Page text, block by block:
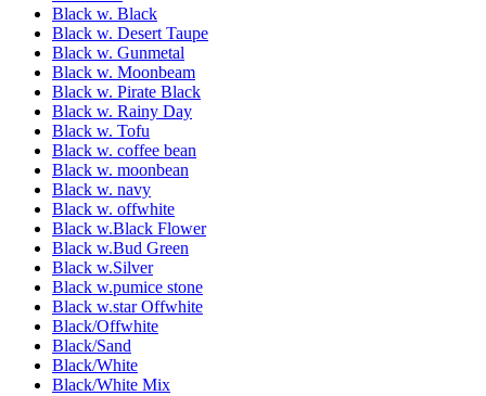
Black w. Black
Black w. Desert Taupe
Black w. Gunmetal
Black w. Moonbeam
Black w. Pirate Black
Black w. Rainy Day
Black w. Tofu
Black w. coffee bean
Black w. moonbean
Black w. navy
Black w. offwhite
Black w.Black Flower
Black w.Bud Green
Black w.Silver
Black w.pumice stone
Black w.star Offwhite
Black/Offwhite
Black/Sand
Black/White
Black/White Mix